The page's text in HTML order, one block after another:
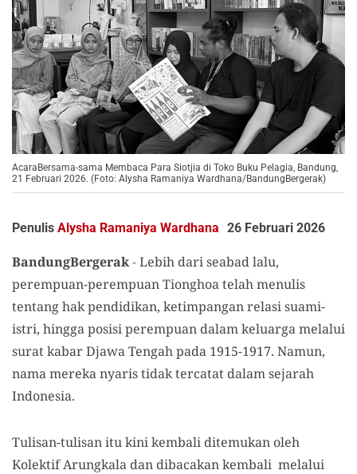
AcaraBersama-sama Membaca Para Siotjia di Toko Buku Pelagia, Bandung,
21 Februari 2026. (Foto: Alysha Ramaniya Wardhana/BandungBergerak)
Penulis Alysha Ramaniya Wardhana 26 Februari 2026
BandungBergerak-Lebih dari seabad lalu,
perempuan-perempuan Tionghoa telah menulis
tentang hak pendidikan, ketimpangan relasi suami-
istri, hingga posisi perempuan dalam keluarga melalui
surat kabar Djawa Tengah pada 1915-1917. Namun,
nama mereka nyaris tidak tercatat dalam sejarah
Indonesia.
Tulisan-tulisan itu kini kembali ditemukan oleh
Kolektif Arungkala dan dibacakan kembali melalui